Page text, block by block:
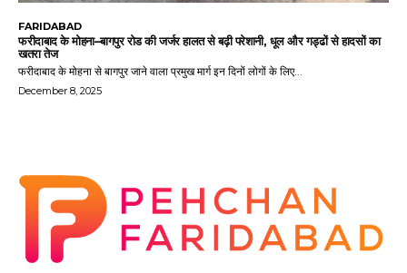
FARIDABAD
फरीदाबाद के मोहना–बागपुर रोड की जर्जर हालत से बढ़ी परेशानी, धूल और गड्ढों से हादसों का
खतरा तेज
फरीदाबाद के मोहना से बागपुर जाने वाला प्रमुख मार्ग इन दिनों लोगों के लिए...
December 8, 2025